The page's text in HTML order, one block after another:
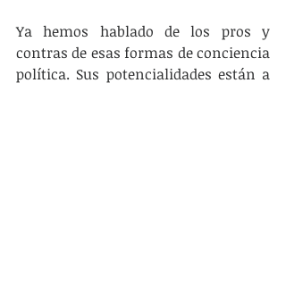
Ya hemos hablado de los pros y
contras de esas formas de conciencia
política. Sus potencialidades están a